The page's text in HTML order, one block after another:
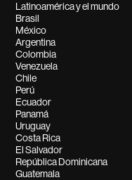
Latinoamérica y el mundo
Brasil
México
Argentina
Colombia
Venezuela
Chile
Perú
Ecuador
Panamá
Uruguay
Costa Rica
El Salvador
República Dominicana
Guatemala